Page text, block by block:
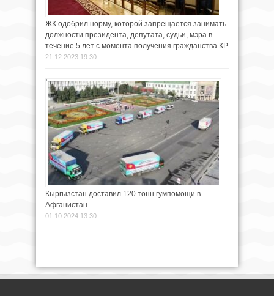
ЖК одобрил норму, которой запрещается занимать
должности президента, депутата, судьи, мэра в
течение 5 лет с момента получения гражданства КР
21.12.2023 19:30
Кыргызстан доставил 120 тонн гумпомощи в
Афганистан
01.10.2024 13:30